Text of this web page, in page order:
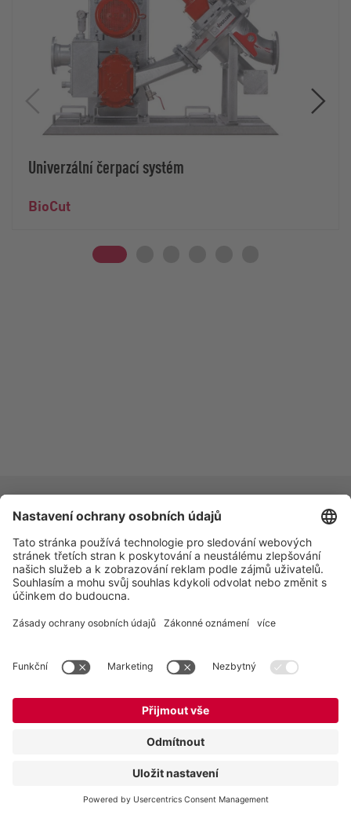
Univerzální čerpací systém
BioCut
Vogelsang -
Leading in technology
Vogelsang CZ s.r.o.
Olomoucká 81
627 00 Brno
+420 511 440 475